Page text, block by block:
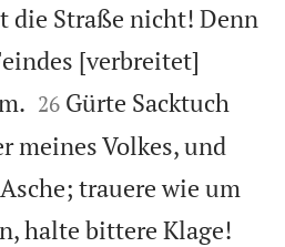
die Straße nicht! Denn
[verbreitet]


26 Gürte Sacktuch
meines Volkes, und
trauere wie um
halte bittere Klage!